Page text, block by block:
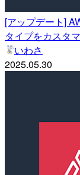
[アップデート]
タイプをカスタ
いわさ
2025.05.30